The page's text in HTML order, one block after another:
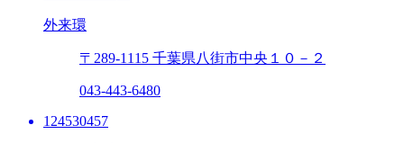
外来環
〒289-1115 千葉県八街市中央１０－２
043-443-6480
124530457